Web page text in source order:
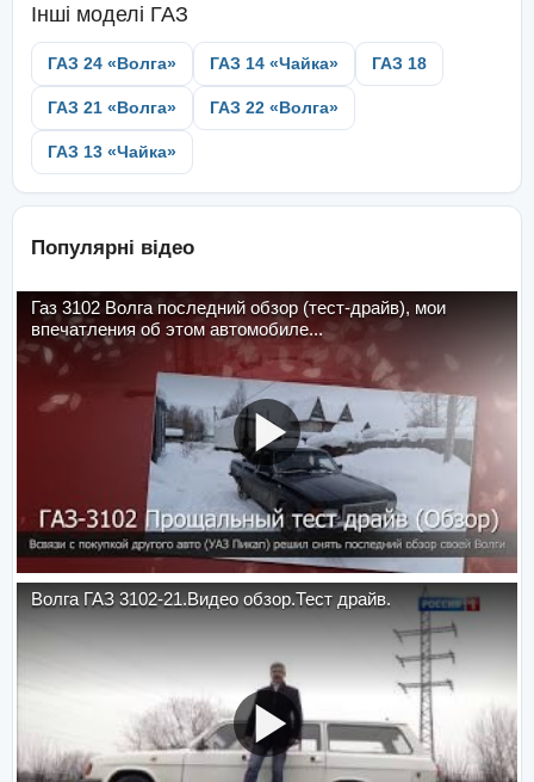
Інші моделі ГАЗ
ГАЗ 24 «Волга» ГАЗ 14 «Чайка» ГАЗ 18
ГАЗ 21 «Волга» ГАЗ 22 «Волга»
ГАЗ 13 «Чайка»
Популярні відео
Газ 3102 Волга последний обзор (тест-драйв), мои
впечатления об этом автомобиле...
Волга ГАЗ 3102-21.Видео обзор.Тест драйв.